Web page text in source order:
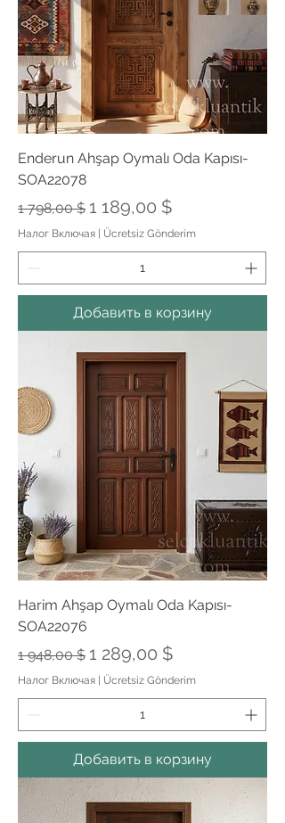
Enderun Ahşap Oymalı Oda Kapısı-
SOA22078
Обычная цена
1 798,00 $ Цена со скидкой
1 189,00 $
Налог Включая | Ücretsiz Gönderim
Добавить в корзину
Harim Ahşap Oymalı Oda Kapısı-
SOA22076
Обычная цена
1 948,00 $ Цена со скидкой
1 289,00 $
Налог Включая | Ücretsiz Gönderim
Добавить в корзину